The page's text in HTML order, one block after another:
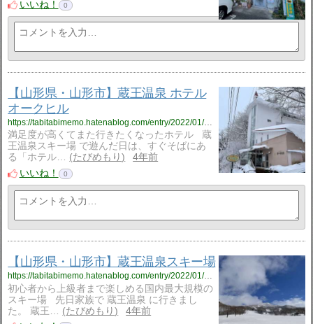
いいね！ 0
【山形県・山形市】蔵王温泉 ホテル
オークヒル
https://tabitabimemo.hatenablog.com/entry/2022/01/28/193007
満足度が高くてまた行きたくなったホテル 蔵
王温泉スキー場 で遊んだ日は、すぐそばにあ
る「ホテル…
たびめもり
4年前
いいね！
0
【山形県・山形市】蔵王温泉スキー場
https://tabitabimemo.hatenablog.com/entry/2022/01/11/180000
初心者から上級者まで楽しめる国内最大規模の
スキー場 先日家族で 蔵王温泉 に行きまし
た。 蔵王…
たびめもり
4年前